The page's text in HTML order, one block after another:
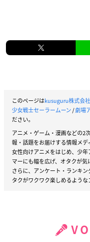
ソフマップ・アニメガ
L版ブロマイド（スー
缶マグネット（CDジャ
このページはkusuguru株式会社
少女戦士セーラームーン/劇場
ださい。
アニメ・ゲーム・漫画などの2
報・話題をお届けする情報メデ
女性向けアニメをはじめ、少
マーにも幅を広げ、オタクが気
さらに、アンケート・ランキ
タクがワクワク楽しめるような